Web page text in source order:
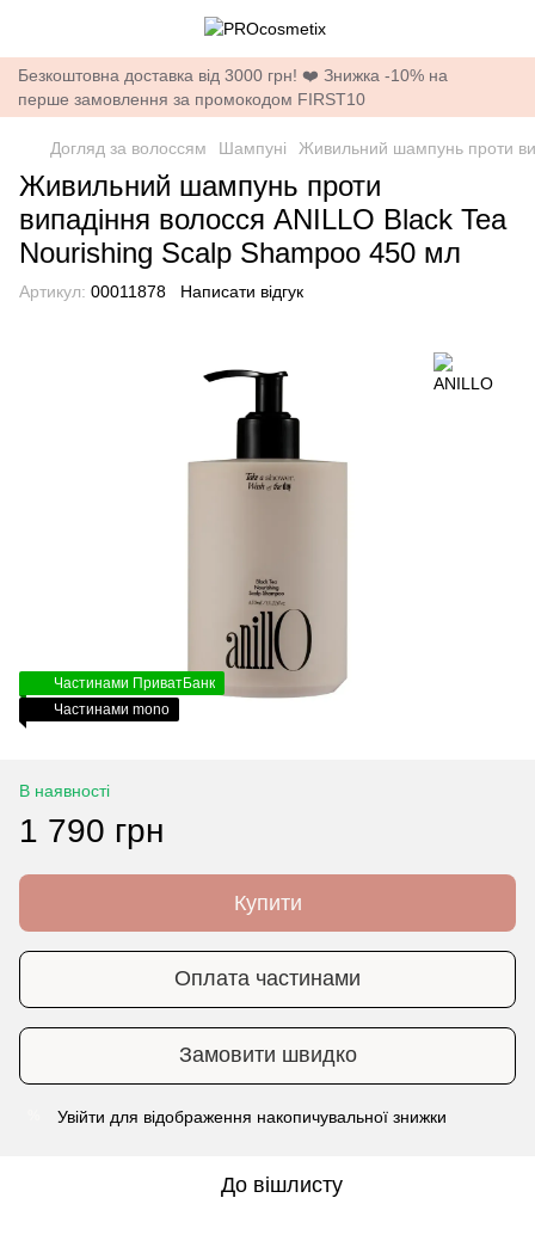
Безкоштовна доставка від 3000 грн! ❤️ Знижка -10% на
перше замовлення за промокодом FIRST10
Догляд за волоссям Шампуні Живильний шампунь проти
Живильний шампунь проти
випадіння волосся ANILLO Black Tea
Nourishing Scalp Shampoo 450 мл
Артикул: 00011878 Написати відгук
Частинами ПриватБанк
Частинами mono
В наявності
1 790 грн
Купити
Оплата частинами
Замовити швидко
Увійти для відображення накопичувальної знижки
До вішлисту